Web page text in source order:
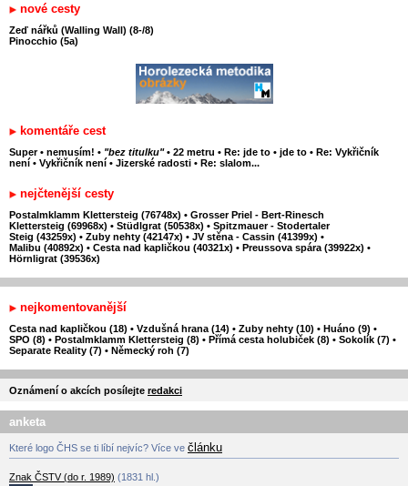
nové cesty
Zeď nářků (Walling Wall) (8-/8)
Pinocchio (5a)
komentáře cest
Super • nemusím! • "bez titulku" • 22 metru • Re: jde to • jde to • Re: Vykřičník
není • Vykřičník není • Jizerské radosti • Re: slalom...
nejčtenější cesty
Postalmklamm Klettersteig (76748x) • Grosser Priel - Bert-Rinesch
Klettersteig (69968x) • Stüdlgrat (50538x) • Spitzmauer - Stodertaler
Steig (43259x) • Zuby nehty (42147x) • JV stěna - Cassin (41399x) •
Malibu (40892x) • Cesta nad kapličkou (40321x) • Preussova spára (39922x) •
Hörnligrat (39536x)
nejkomentovanější
Cesta nad kapličkou (18) • Vzdušná hrana (14) • Zuby nehty (10) • Huáno (9) •
SPO (8) • Postalmklamm Klettersteig (8) • Přímá cesta holubiček (8) • Sokolík (7) •
Separate Reality (7) • Německý roh (7)
Oznámení o akcích posílejte redakci
anketa
Které logo ČHS se ti líbí nejvíc? Více ve článku
Znak ČSTV (do r. 1989) (1831 hl.)